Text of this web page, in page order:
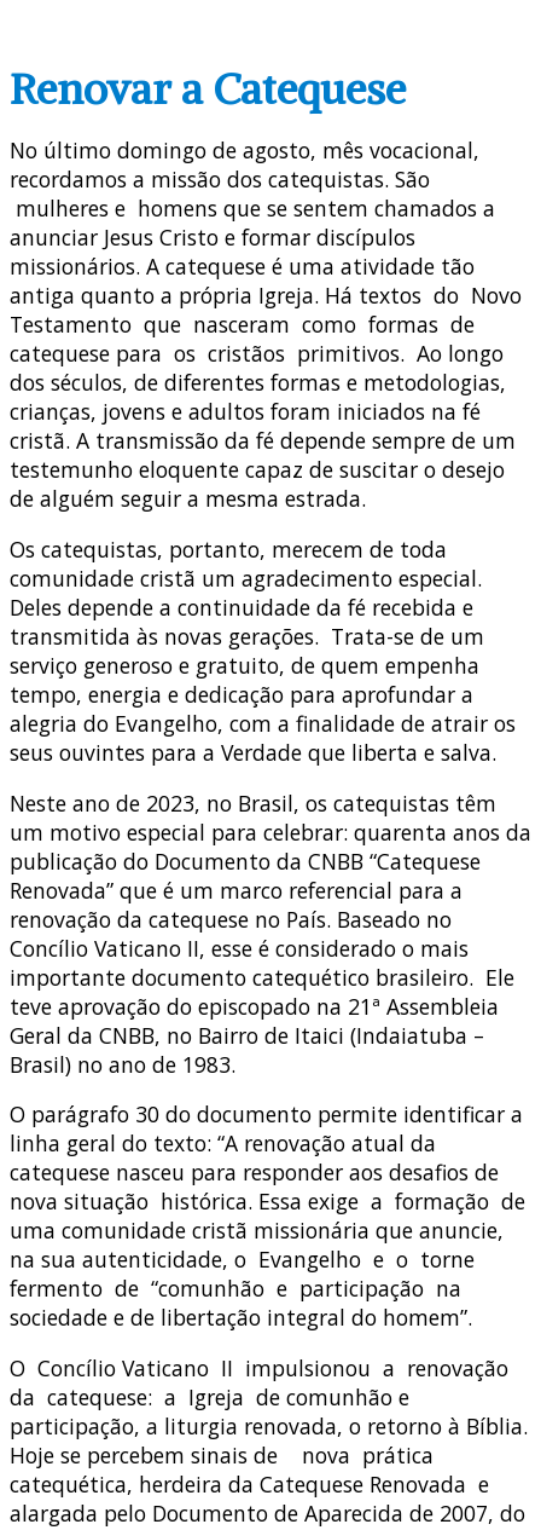
Renovar a Catequese
No último domingo de agosto, mês vocacional,
recordamos a missão dos catequistas. São
mulheres e homens que se sentem chamados a
anunciar Jesus Cristo e formar discípulos
missionários. A catequese é uma atividade tão
antiga quanto a própria Igreja. Há textos do Novo
Testamento que nasceram como formas de
catequese para os cristãos primitivos. Ao longo
dos séculos, de diferentes formas e metodologias,
crianças, jovens e adultos foram iniciados na fé
cristã. A transmissão da fé depende sempre de um
testemunho eloquente capaz de suscitar o desejo
de alguém seguir a mesma estrada.
Os catequistas, portanto, merecem de toda
comunidade cristã um agradecimento especial.
Deles depende a continuidade da fé recebida e
transmitida às novas gerações. Trata-se de um
serviço generoso e gratuito, de quem empenha
tempo, energia e dedicação para aprofundar a
alegria do Evangelho, com a finalidade de atrair os
seus ouvintes para a Verdade que liberta e salva.
Neste ano de 2023, no Brasil, os catequistas têm
um motivo especial para celebrar: quarenta anos da
publicação do Documento da CNBB “Catequese
Renovada” que é um marco referencial para a
renovação da catequese no País. Baseado no
Concílio Vaticano II, esse é considerado o mais
importante documento catequético brasileiro. Ele
teve aprovação do episcopado na 21ª Assembleia
Geral da CNBB, no Bairro de Itaici (Indaiatuba –
Brasil) no ano de 1983.
O parágrafo 30 do documento permite identificar a
linha geral do texto: “A renovação atual da
catequese nasceu para responder aos desafios de
nova situação histórica. Essa exige a formação de
uma comunidade cristã missionária que anuncie,
na sua autenticidade, o Evangelho e o torne
fermento de “comunhão e participação na
sociedade e de libertação integral do homem”.
O Concílio Vaticano II impulsionou a renovação
da catequese: a Igreja de comunhão e
participação, a liturgia renovada, o retorno à Bíblia.
Hoje se percebem sinais de nova prática
catequética, herdeira da Catequese Renovada e
alargada pelo Documento de Aparecida de 2007, do